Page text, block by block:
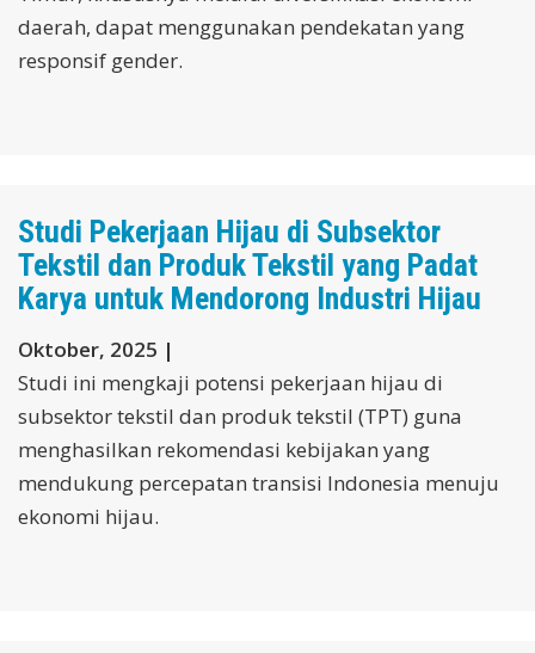
daerah, dapat menggunakan pendekatan yang
responsif gender.
Studi Pekerjaan Hijau di Subsektor
Tekstil dan Produk Tekstil yang Padat
Karya untuk Mendorong Industri Hijau
Oktober, 2025 |
Studi ini mengkaji potensi pekerjaan hijau di
subsektor tekstil dan produk tekstil (TPT) guna
menghasilkan rekomendasi kebijakan yang
mendukung percepatan transisi Indonesia menuju
ekonomi hijau.